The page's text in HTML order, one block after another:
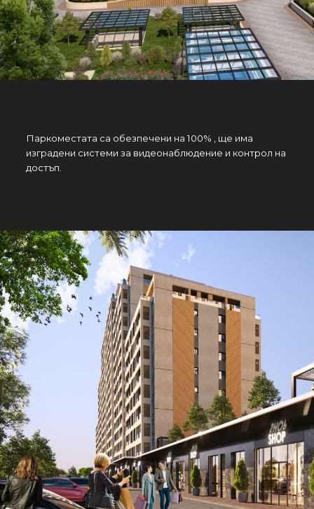
Паркоместата са обезпечени на 100% , ще има
изградени системи за видеонаблюдение и контрол на
достъп.